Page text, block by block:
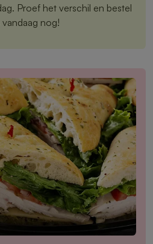
Proef het verschil en bestel
nog!